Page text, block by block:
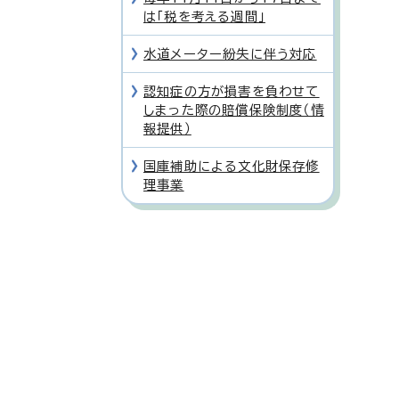
は「税を考える週間」
水道メーター紛失に伴う対応
認知症の方が損害を負わせて
しまった際の賠償保険制度（情
報提供）
国庫補助による文化財保存修
理事業